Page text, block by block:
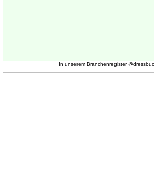
In unserem Branchenregister